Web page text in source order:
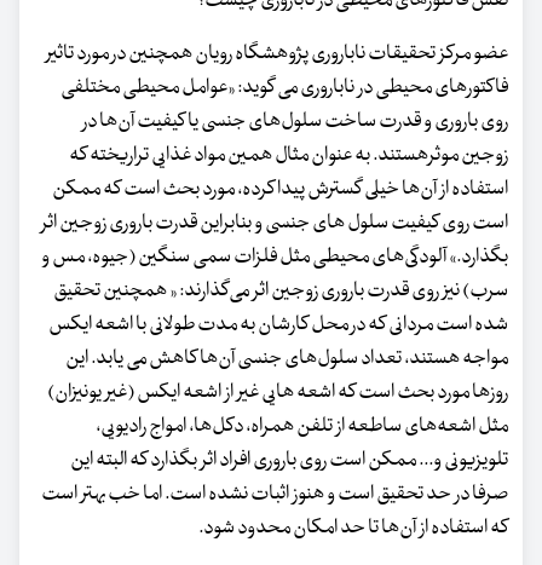
عضو مرکز تحقیقات ناباروری پژوهشگاه رویان همچنین در مورد تاثیر
فاکتورهای محیطی در ناباروری می گوید: «عوامل محیطی مختلفی
روی باروری و قدرت ساخت سلول‌های جنسی یا کیفیت آن‌ها در
زوجین موثرهستند. به عنوان مثال همین مواد غذایی تراریخته که
استفاده از آن‌ها خیلی گسترش پیدا کرده، مورد بحث است که ممکن
است روی کیفیت سلول های جنسی و بنابراین قدرت باروری زوجین اثر
بگذارد.» آلودگی‌های محیطی مثل فلزات سمی سنگین (جیوه، مس و
سرب) نیز روی قدرت باروری زوجین اثر می‌گذارند: « همچنین تحقیق
شده است مردانی که در محل کارشان به مدت طولانی با اشعه ایکس
مواجه هستند، تعداد سلول‌های جنسی آن‌ها کاهش می یابد. این
روزها مورد بحث است که اشعه هایی غیر از اشعه ایکس (غیر یونیزان)
مثل اشعه‌های ساطعه از تلفن همراه، دکل‌ها، امواج رادیویی،
تلویزیونی و... ممکن است روی باروری افراد اثر بگذارد که البته این
صرفا در حد تحقیق است و هنوز اثبات نشده است. اما خب بهتر است
که استفاده از آن‌ها تا حد امکان محدود شود.